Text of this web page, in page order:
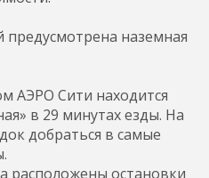
наземная
АЭРО Сити находится
в 29 минутах езды. На
добраться в самые
расположены остановки